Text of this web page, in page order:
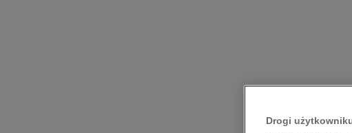
Drogi